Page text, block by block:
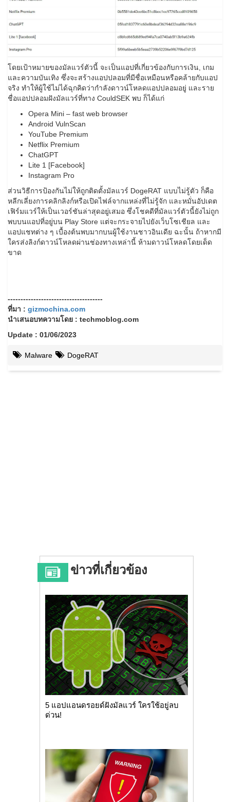
โดยเป้าหมายของมัลแวร์ตัวนี้ จะเป็นแอปที่เกี่ยวข้องกับการเงิน, เกม
และความบันเทิง ซึ่งจะสร้างแอปปลอมที่มีชื่อเหมือนหรือคล้ายกับแอป
จริง ทำให้ผู้ใช้ไม่ได้ฉุกคิดว่ากำลังดาวน์โหลดแอปปลอมอยู่ และราย
ชื่อแอปปลอมฝังมัลแวร์ที่ทาง CouldSEK พบ ก็ได้แก่
Opera Mini – fast web browser
Android VulnScan
YouTube Premium
Netflix Premium
ChatGPT
Lite 1 [Facebook]
Instagram Pro
ส่วนวิธีการป้องกันไม่ให้ถูกติดตั้งมัลแวร์ DogeRAT แบบไม่รู้ตัว ก็คือ
หลีกเลี่ยงการคลิกลิงก์หรือเปิดไฟล์จากแหล่งที่ไม่รู้จัก และหมั่นอัปเดต
เฟิร์มแวร์ให้เป็นเวอร์ชันล่าสุดอยู่เสมอ ซึ่งโชคดีที่มัลแวร์ตัวนี้ยังไม่ถูก
พบบนแอปที่อยู่บน Play Store แต่จะกระจายไปยังเว็บโซเชียล และ
แอปแชทต่าง ๆ เบื้องต้นพบมากบนผู้ใช้งานชาวอินเดีย ฉะนั้น ถ้าหากมี
ใครส่งลิงก์ดาวน์โหลดผ่านช่องทางเหล่านี้ ห้ามดาวน์โหลดโดยเด็ด
ขาด
-------------------------------------
ที่มา : gizmochina.com
นำเสนอบทความโดย : techmoblog.com
Update : 01/06/2023
Malware DogeRAT
ข่าวที่เกี่ยวข้อง
5 แอปแอนดรอยด์ฝังมัลแวร์ ใครใช้อยู่ลบ
ด่วน!